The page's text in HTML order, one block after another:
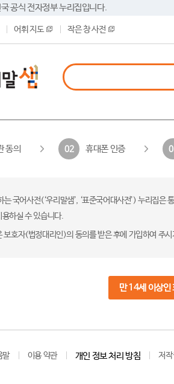
공식 전자정부 누리집입니다.
어휘 지도 작은 창 사전
동의 02 휴대폰 인증
는 국어사전(‘우리말샘’, ‘표준국어대사전’) 누리집
용하실 수 있습니다.
보호자(법정대리인)의 동의를 받은 후에 가입하여 주
만 14세 이상인
말 이용 약관 개인 정보 처리 방침 저